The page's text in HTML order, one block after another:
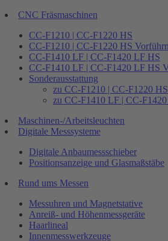
CNC Fräsmaschinen
CC-F1210 | CC-F1220 HS
CC-F1210 | CC-F1220 HS
CC-F1410 LF | CC-F1420 LF HS
CC-F1410 LF | CC-F1420 LF HS
Sonderausstattung
zu CC-F1210 | CC-F1220 HS
zu CC-F1410 LF | CC-
Maschinen-/Arbeitsleuchten
Digitale Messsysteme
Digitale Anbaumessschieber
Positionsanzeige und Glasmaßstäbe
Rund ums Messen
Messuhren und Magnetstative
Anreiß- und Höhenmessgeräte
Haarlineal
Innenmesswerkzeuge